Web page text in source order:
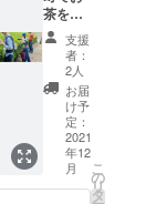
開催日
程：
2021年
12～2月
までで
応募者
様の希
望日程
に沿っ
て開催
ン食べ
比べ
セット
（8個入
り）＋
茶農家
別煎茶
飲み比
べセッ
ト（5袋
入り）
茶を見
て飲ん
で食べ
て体
験！】
茶畑お
茶摘み
＆茶工
場見学
ツアー
（茶農
支援
者：
2人
お届
け予
定：
2021
年12
月
こ
の
リ
タ